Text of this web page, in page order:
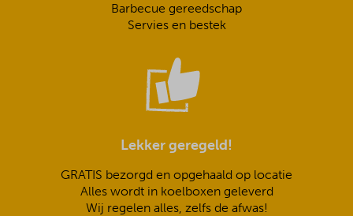
Barbecue gereedschap
Servies en bestek
Lekker geregeld!
GRATIS bezorgd en opgehaald op locatie
Alles wordt in koelboxen geleverd
Wij regelen alles, zelfs de afwas!